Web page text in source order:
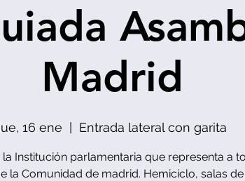
Madrid
16 ene Entrada lateral con garita
la Institución parlamentaria que representa a
la Comunidad de madrid. Hemiciclo, salas